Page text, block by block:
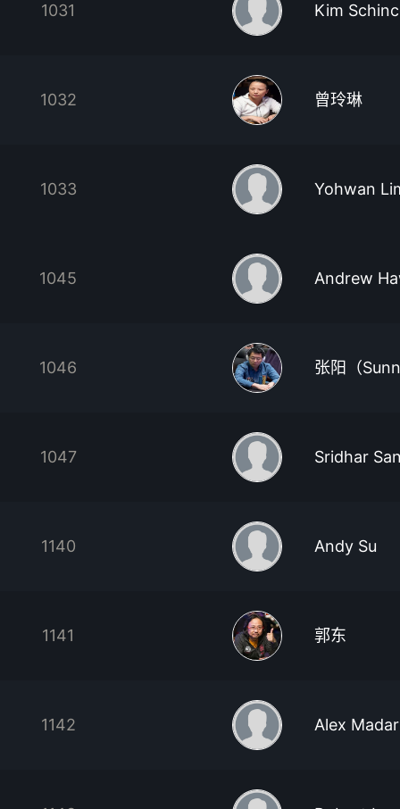
1031 Kim
1032 曾玲琳
1033 Yohwan
1045 Andrew
1046 张阳（
1047 Sridhar
1140 Andy Su
1141 郭东
1142 Alex Madar